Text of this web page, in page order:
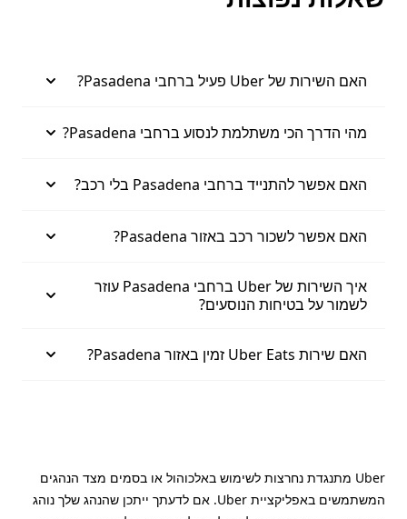
האם השירות של Uber פעיל ברחבי Pasadena?
מהי הדרך הכי משתלמת לנסוע ברחבי Pasadena?
האם אפשר להתנייד ברחבי Pasadena בלי רכב?
האם אפשר לשכור רכב באזור Pasadena?
איך השירות של Uber ברחבי Pasadena עוזר
לשמור על בטיחות הנוסעים?
האם שירות Uber Eats זמין באזור Pasadena?
Uber מתנגדת נחרצות לשימוש באלכוהול או בסמים מצד הנהגים
המשתמשים באפליקציית Uber. אם לדעתך ייתכן שהנהג שלך נוהג